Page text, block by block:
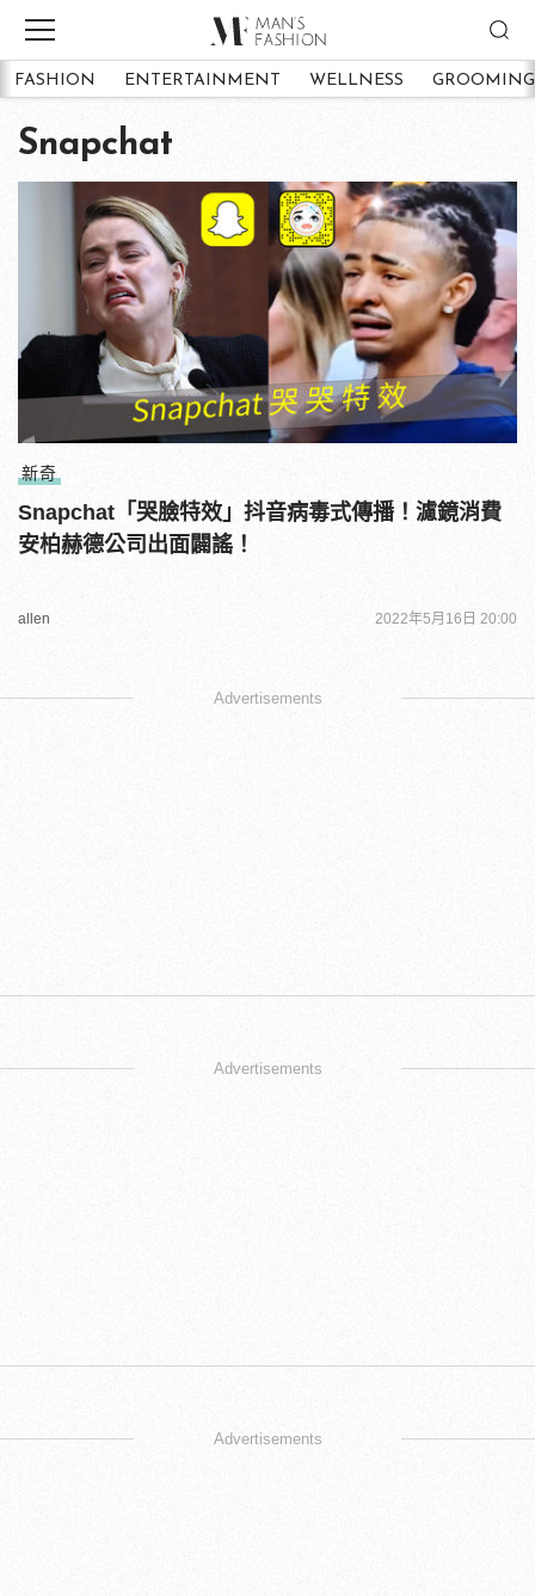
FASHION ENTERTAINMENT WELLNESS GROOMING
Snapchat
新奇
Snapchat「哭臉特效」抖音病毒式傳播！濾鏡消費
安柏赫德公司出面闢謠！
allen 2022年5月16日 20:00
Advertisements
Advertisements
Advertisements